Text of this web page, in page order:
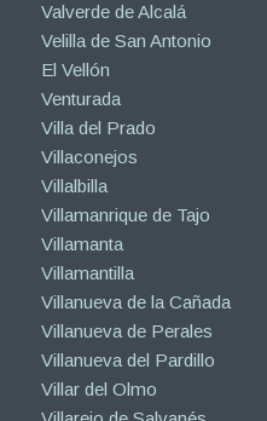
Valverde de Alcalá
Velilla de San Antonio
El Vellón
Venturada
Villa del Prado
Villaconejos
Villalbilla
Villamanrique de Tajo
Villamanta
Villamantilla
Villanueva de la Cañada
Villanueva de Perales
Villanueva del Pardillo
Villar del Olmo